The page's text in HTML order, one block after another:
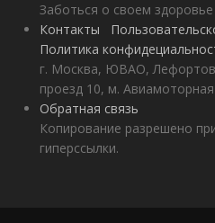
Заботься о своем
Контакты
Политика
г. Москва, ЮВАО,
проезд 10, м. Авиамоторная
Обратная связь
Копирование разрешено
гиперссылки.